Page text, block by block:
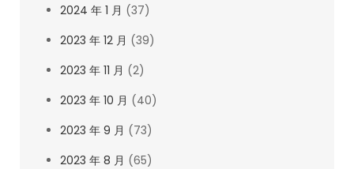
2024 年 1 月 (37)
2023 年 12 月 (39)
2023 年 11 月 (2)
2023 年 10 月 (40)
2023 年 9 月 (73)
2023 年 8 月 (65)